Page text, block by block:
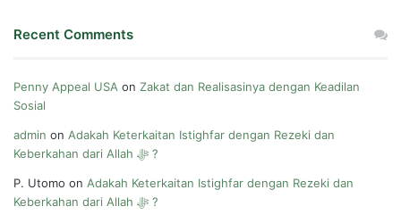
Recent Comments
Penny Appeal USA on Zakat dan Realisasinya dengan Keadilan
Sosial
admin on Adakah Keterkaitan Istighfar dengan Rezeki dan
Keberkahan dari Allah ﷻ ?
P. Utomo on Adakah Keterkaitan Istighfar dengan Rezeki dan
Keberkahan dari Allah ﷻ ?